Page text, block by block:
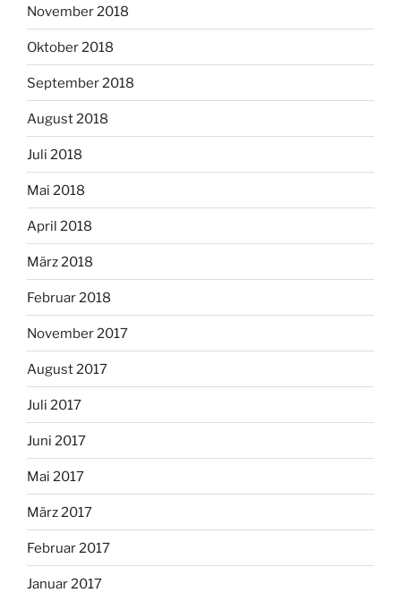
November 2018
Oktober 2018
September 2018
August 2018
Juli 2018
Mai 2018
April 2018
März 2018
Februar 2018
November 2017
August 2017
Juli 2017
Juni 2017
Mai 2017
März 2017
Februar 2017
Januar 2017